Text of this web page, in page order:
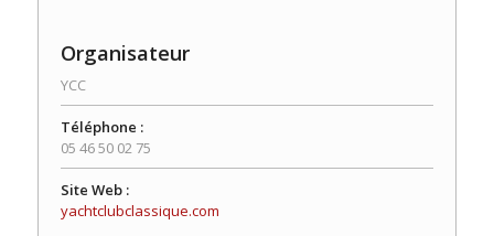
Organisateur
YCC
Téléphone :
05 46 50 02 75
Site Web :
yachtclubclassique.com